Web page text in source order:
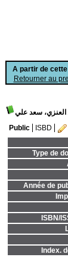
A partir de
Retourner au
العنزي، سعد علي
Public
ISBD
Type de
Année de
ISBN/
Index.